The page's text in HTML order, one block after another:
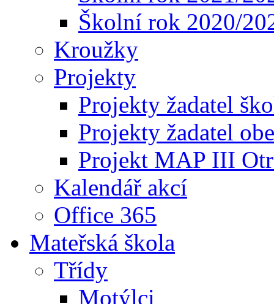
Školní rok 2020/
Kroužky
Projekty
Projekty žadatel
Projekty žadatel
Projekt MAP III
Kalendář akcí
Office 365
Mateřská škola
Třídy
Motýlci